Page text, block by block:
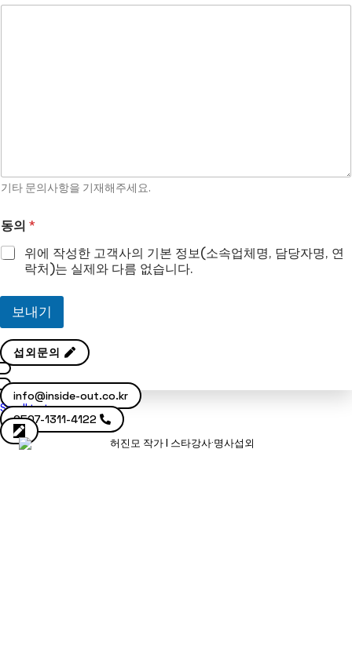
기타 문의사항을 기재해주세요.
동의 *
위에 작성한 고객사의 기본 정보(소속업체명, 담당자명, 연
락처)는 실제와 다름 없습니다.
보내기
섭외문의
info@inside-out.co.kr
Scroll to top
0507-1311-4122